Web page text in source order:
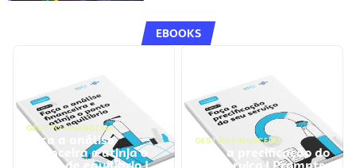
EBOOKS
GESTÃO FINANCEIRA
Faça a análise
financeira e atinja o
GESTÃO FINANCEIRA
Faça a precificação do